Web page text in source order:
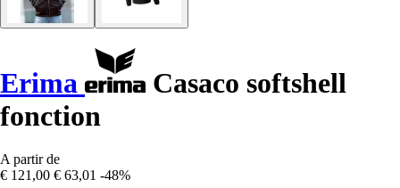
Erima
Casaco softshell
fonction
A partir de
€ 121,00 € 63,01 -48%